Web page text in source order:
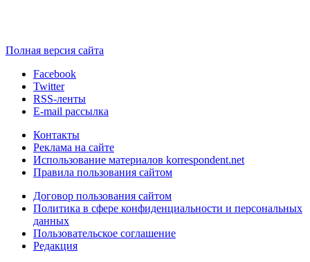
Полная версия сайта
Facebook
Twitter
RSS-ленты
E-mail рассылка
Контакты
Реклама на сайте
Использование материалов korrespondent.net
Правила пользования сайтом
Договор пользования сайтом
Политика в сфере конфиденциальности и персональных
данных
Пользовательское соглашение
Редакция